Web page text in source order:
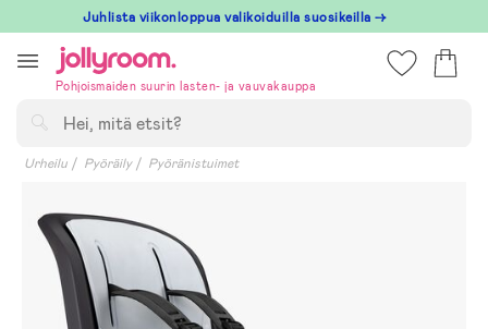
till
innehållet
Juhlista viikonloppua valikoiduilla suosikeilla →
Pohjoismaiden suurin lasten- ja vauvakauppa
Urheilu Pyöräily Pyöränistuimet